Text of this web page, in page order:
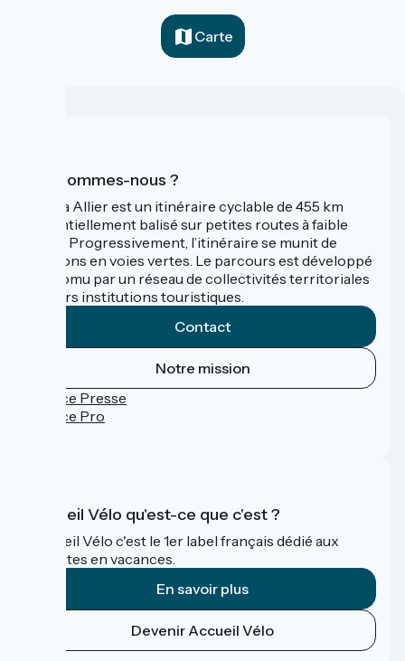
Carte
Qui sommes-nous ?
La Via Allier est un itinéraire cyclable de 455 km
essentiellement balisé sur petites routes à faible
trafic. Progressivement, l’itinéraire se munit de
sections en voies vertes. Le parcours est développé
et promu par un réseau de collectivités territoriales
et leurs institutions touristiques.
Contact
Notre mission
Espace Presse
Espace Pro
Accueil Vélo qu'est-ce que c'est ?
Accueil Vélo c'est le 1er label français dédié aux
cyclistes en vacances.
En savoir plus
Devenir Accueil Vélo